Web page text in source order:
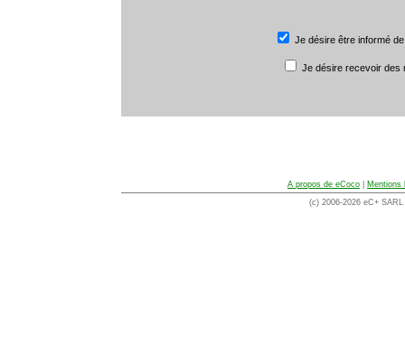
Je désire être informé
Je désire recevoir des
A propos de eCoco
Mentions
(c) 2006-2026 eC+